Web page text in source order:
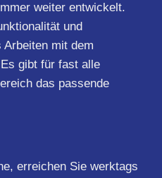
weiter entwickelt.
und
Arbeiten mit dem
gibt für fast alle
das passende
erreichen Sie werktags